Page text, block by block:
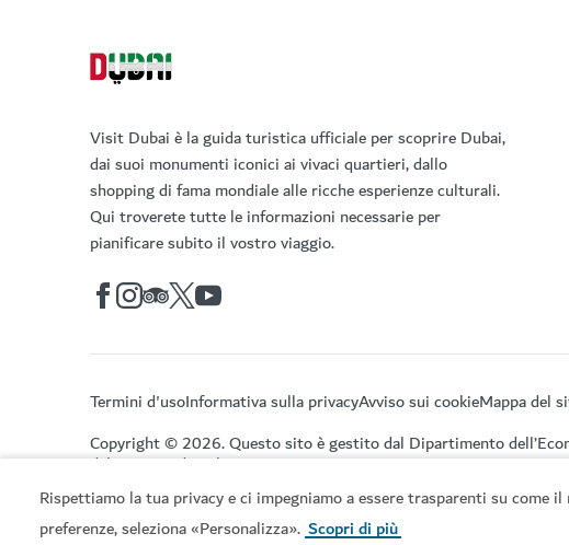
Rispettiamo la tua privacy e ci impegniamo a essere trasparenti su
preferenze, seleziona «Personalizza». Scopri di più
Visit Dubai è la guida turistica ufficiale per scoprire Dubai,
dai suoi monumenti iconici ai vivaci quartieri, dallo
shopping di fama mondiale alle ricche esperienze culturali.
Qui troverete tutte le informazioni necessarie per
pianificare subito il vostro viaggio.
Termini d'usoInformativa sulla privacyAvviso sui cookieMappa del
Copyright © 2026. Questo sito è gestito dal Dipartimento
del Turismo di Dubai.